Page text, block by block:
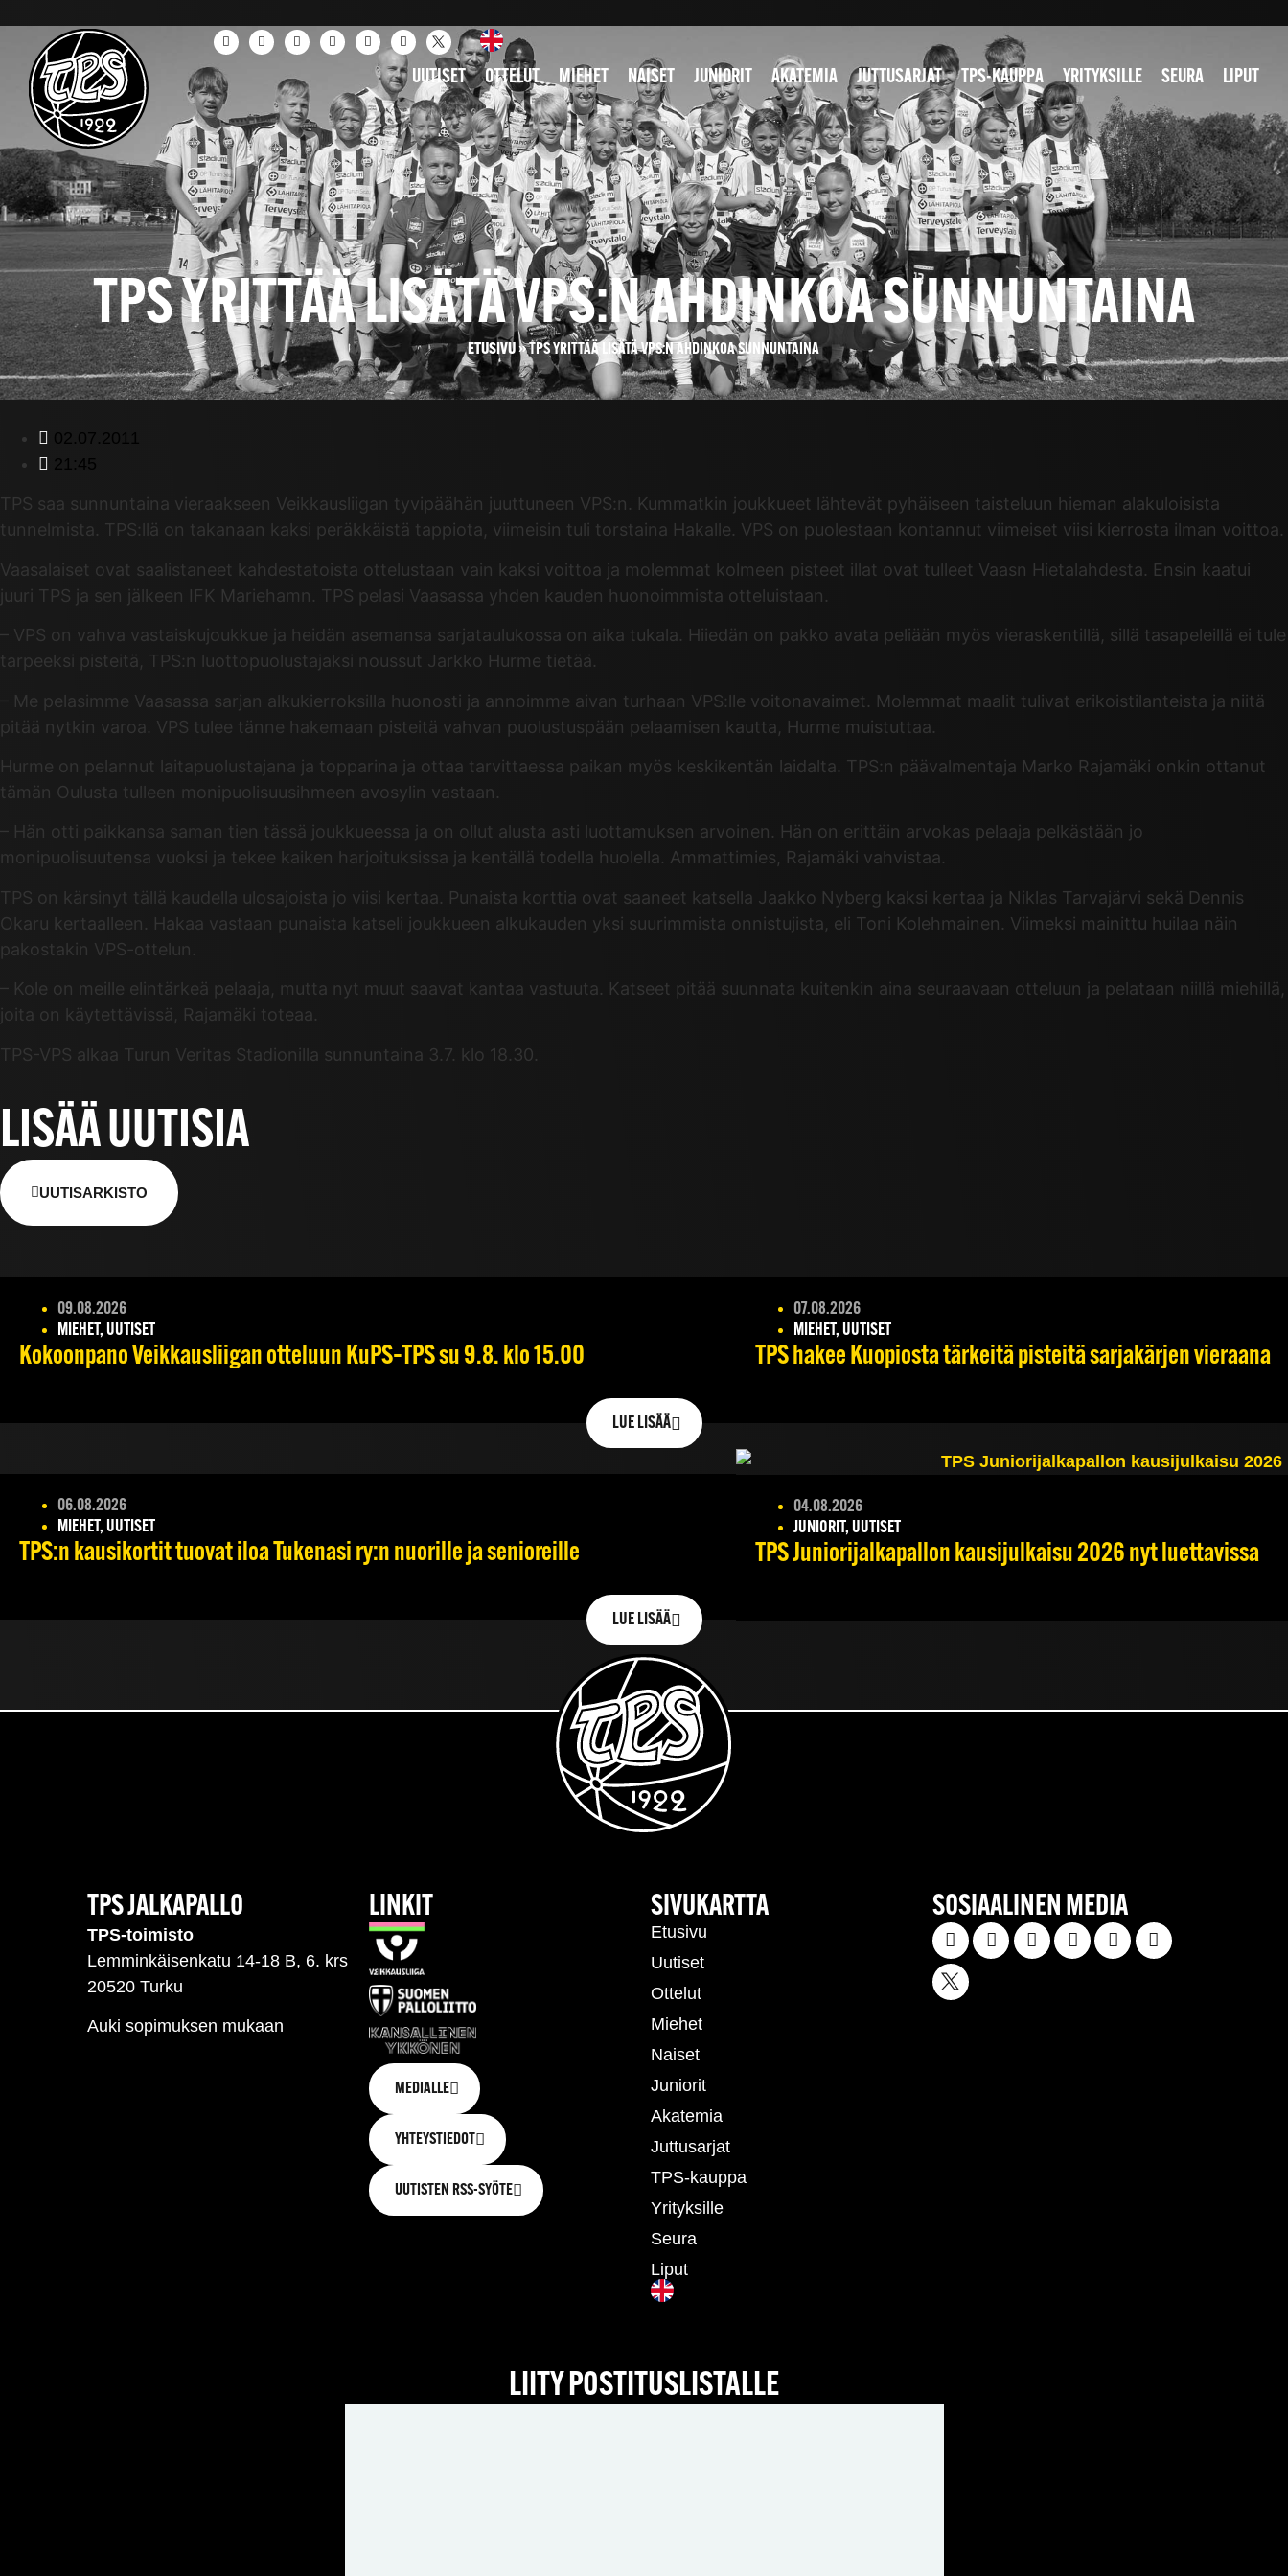
UUTISET OTTELUT MIEHET NAISET JUNIORIT AKATEMIA JUTTUSARJAT TPS-KAUPPA YRITYKSILLE SEURA LIPUT
TPS YRITTÄÄ LISÄTÄ VPS:N AHDINKOA SUNNUNTAINA
ETUSIVU»TPS YRITTÄÄ LISÄTÄ VPS:N AHDINKOA SUNNUNTAINA
02.07.2011
21:45
TPS saa sunnuntaina vieraakseen Veikkausliigan tyvipäähän juuttuneen VPS:n. Kummatkin joukkueet lähtevät pyhäiseen taisteluun hieman alakuloisista
tunnelmista. TPS:llä on takanaan kaksi peräkkäistä tappiota, viimeisin tuli torstaina Hakalle. VPS on puolestaan kontannut viimeiset viisi kierrosta ilman voittoa.
Vaasalaiset ovat saalistaneet kahdestatoista ottelustaan vain kaksi voittoa ja molemmat kolmeen pisteet illat ovat tulleet Vaasn Hietalahdesta. Ensin kaatui
juuri TPS ja sen jälkeen IFK Mariehamn. TPS pelasi Vaasassa yhden kauden huonoimmista otteluistaan.
– VPS on vahva vastaiskujoukkue ja heidän asemansa sarjataulukossa on aika tukala. Hiiedän on pakko avata peliään myös vieraskentillä, sillä tasapeleillä ei tule
tarpeeksi pisteitä, TPS:n luottopuolustajaksi noussut Jarkko Hurme tietää.
– Me pelasimme Vaasassa sarjan alkukierroksilla huonosti ja annoimme aivan turhaan VPS:lle voitonavaimet. Molemmat maalit tulivat erikoistilanteista ja niitä
pitää nytkin varoa. VPS tulee tänne hakemaan pisteitä vahvan puolustuspään pelaamisen kautta, Hurme muistuttaa.
Hurme on pelannut laitapuolustajana ja topparina ja ottaa tarvittaessa paikan myös keskikentän laidalta. TPS:n päävalmentaja Marko Rajamäki onkin ottanut
tämän Oulusta tulleen monipuolisuusihmeen avosylin vastaan.
– Hän otti paikkansa saman tien tässä joukkueessa ja on ollut alusta asti luottamuksen arvoinen. Hän on erittäin arvokas pelaaja pelkästään jo
monipuolisuutensa vuoksi ja tekee kaiken harjoituksissa ja kentällä todella huolella. Ammattimies, Rajamäki vahvistaa.
TPS on kärsinyt tällä kaudella ulosajoista jo viisi kertaa. Punaista korttia ovat saaneet katsella Jaakko Nyberg kaksi kertaa ja Niklas Tarvajärvi sekä Dennis
Okaru kertaalleen. Hakaa vastaan punaista katseli joukkueen alkukauden yksi suurimmista onnistujista, eli Toni Kolehmainen. Viimeksi mainittu huilaa näin
pakostakin VPS-ottelun.
– Kole on meille elintärkeä pelaaja, mutta nyt muut saavat kantaa vastuuta. Katseet pitää suunnata kuitenkin aina seuraavaan otteluun ja pelataan niillä miehillä,
joita on käytettävissä, Rajamäki toteaa.
TPS-VPS alkaa Turun Veritas Stadionilla sunnuntaina 3.7. klo 18.30.
LISÄÄ UUTISIA
UUTISARKISTO
09.08.2026
MIEHET, UUTISET
Kokoonpano Veikkausliigan otteluun KuPS–TPS su 9.8. klo 15.00
LUE LISÄÄ
07.08.2026
MIEHET, UUTISET
TPS hakee Kuopiosta tärkeitä pisteitä sarjakärjen vieraana
06.08.2026
MIEHET, UUTISET
TPS:n kausikortit tuovat iloa Tukenasi ry:n nuorille ja senioreille
LUE LISÄÄ
04.08.2026
JUNIORIT, UUTISET
TPS Juniorijalkapallon kausijulkaisu 2026 nyt luettavissa
TPS JALKAPALLO
TPS-toimisto
Lemminkäisenkatu 14-18 B, 6. krs
20520 Turku
Auki sopimuksen mukaan
LINKIT
MEDIALLE
YHTEYSTIEDOT
UUTISTEN RSS-SYÖTE
SIVUKARTTA
Etusivu
Uutiset
Ottelut
Miehet
Naiset
Juniorit
Akatemia
Juttusarjat
TPS-kauppa
Yrityksille
Seura
Liput
SOSIAALINEN MEDIA
LIITY POSTITUSLISTALLE